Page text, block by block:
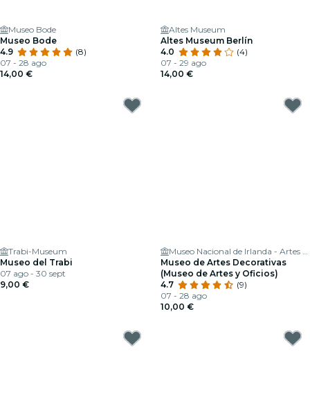
Museo Bode
Museo Bode
4.9
(8)
07 - 28 ago
14,00 €
Altes Museum
Altes Museum Berlín
4.0
(4)
07 - 29 ago
14,00 €
Trabi-Museum
Museo del Trabi
07 ago - 30 sept
9,00 €
Museo Nacional de Irlanda - Artes Decorativas e Historia
Museo de Artes Decorativas
(Museo de Artes y Oficios)
4.7
(9)
07 - 28 ago
10,00 €